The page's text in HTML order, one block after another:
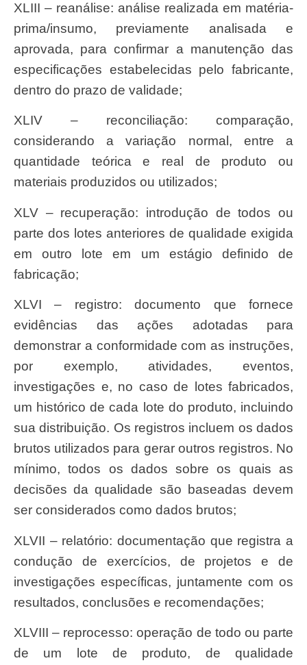
XLIII – reanálise: análise realizada em matéria-
prima/insumo, previamente analisada e
aprovada, para confirmar a manutenção das
especificações estabelecidas pelo fabricante,
dentro do prazo de validade;
XLIV – reconciliação: comparação,
considerando a variação normal, entre a
quantidade teórica e real de produto ou
materiais produzidos ou utilizados;
XLV – recuperação: introdução de todos ou
parte dos lotes anteriores de qualidade exigida
em outro lote em um estágio definido de
fabricação;
XLVI – registro: documento que fornece
evidências das ações adotadas para
demonstrar a conformidade com as instruções,
por exemplo, atividades, eventos,
investigações e, no caso de lotes fabricados,
um histórico de cada lote do produto, incluindo
sua distribuição. Os registros incluem os dados
brutos utilizados para gerar outros registros. No
mínimo, todos os dados sobre os quais as
decisões da qualidade são baseadas devem
ser considerados como dados brutos;
XLVII – relatório: documentação que registra a
condução de exercícios, de projetos e de
investigações específicas, juntamente com os
resultados, conclusões e recomendações;
XLVIII – reprocesso: operação de todo ou parte
de um lote de produto, de qualidade